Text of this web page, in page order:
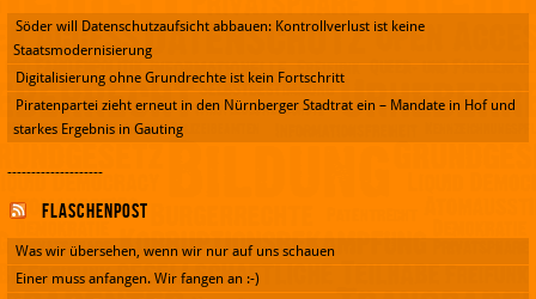
Söder will Datenschutzaufsicht abbauen: Kontrollverlust ist keine
Staatsmodernisierung
Digitalisierung ohne Grundrechte ist kein Fortschritt
Piratenpartei zieht erneut in den Nürnberger Stadtrat ein – Mandate in Hof und
starkes Ergebnis in Gauting
--------------------
Flaschenpost
Was wir übersehen, wenn wir nur auf uns schauen
Einer muss anfangen. Wir fangen an :-)